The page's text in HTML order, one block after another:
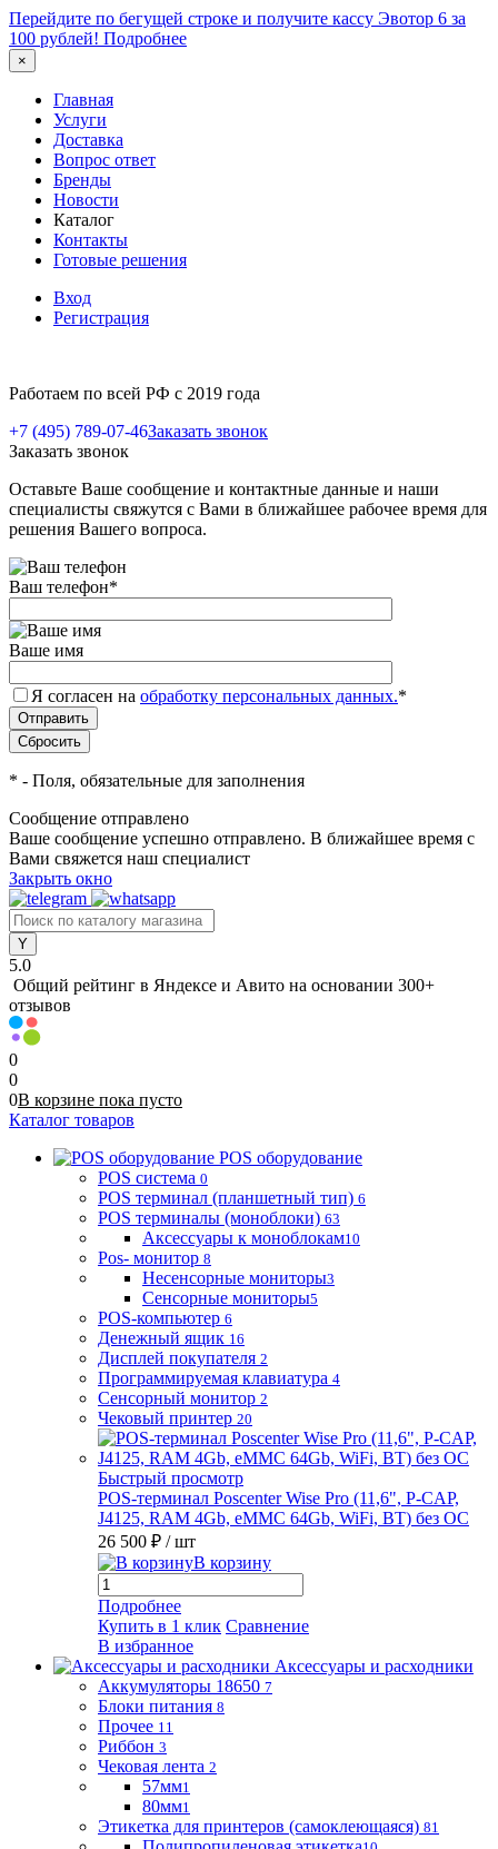
Перейдите по бегущей строке и получите кассу Эвотор 6 за
100 рублей! Подробнее
×
Главная
Услуги
Доставка
Вопрос ответ
Бренды
Новости
Каталог
Контакты
Готовые решения
Вход
Регистрация
Работаем по всей РФ с 2019 года
+7 (495) 789-07-46Заказать звонок
Заказать звонок
Оставьте Ваше сообщение и контактные данные и наши
специалисты свяжутся с Вами в ближайшее рабочее время для
решения Вашего вопроса.
Ваш телефон*
Ваше имя
Я согласен на обработку персональных данных.*
* - Поля, обязательные для заполнения
Сообщение отправлено
Ваше сообщение успешно отправлено. В ближайшее время с
Вами свяжется наш специалист
Закрыть окно
5.0
Общий рейтинг в Яндексе и Авито на основании 300+
отзывов
0
0
0В корзине пока пусто
Каталог товаров
POS оборудование
POS система 0
POS терминал (планшетный тип) 6
POS терминалы (моноблоки) 63
Аксессуары к моноблокам10
Pos- монитор 8
Несенсорные мониторы3
Сенсорные мониторы5
POS-компьютер 6
Денежный ящик 16
Дисплей покупателя 2
Программируемая клавиатура 4
Сенсорный монитор 2
Чековый принтер 20
Быстрый просмотр
POS-терминал Poscenter Wise Pro (11,6", P-CAP,
J4125, RAM 4Gb, eMMC 64Gb, WiFi, BT) без ОС
26 500 ₽ / шт
В корзину
Подробнее
Купить в 1 клик Сравнение
В избранное
Аксессуары и расходники
Аккумуляторы 18650 7
Блоки питания 8
Прочее 11
Риббон 3
Чековая лента 2
57мм1
80мм1
Этикетка для принтеров (самоклеющаяся) 81